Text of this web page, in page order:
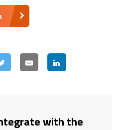
with the